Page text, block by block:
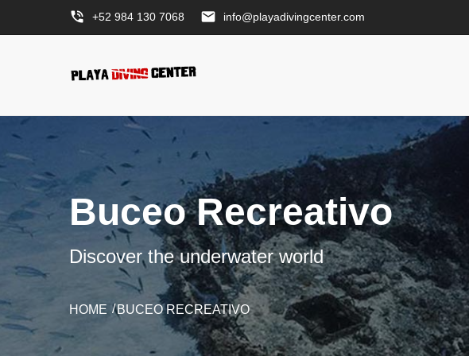
phone_in_talk +52 984 130 7068 email info@playadivingcenter.com
Buceo Recreativo
Discover the underwater world
HOME BUCEO RECREATIVO